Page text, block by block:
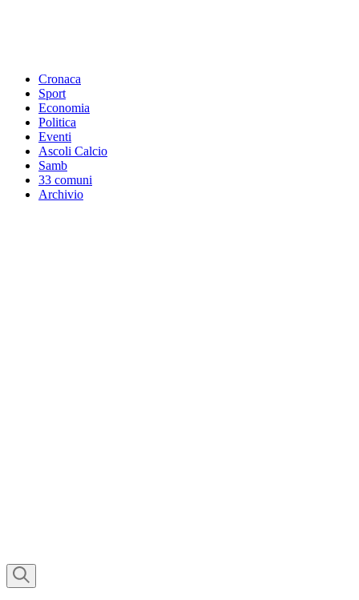
Cronaca
Sport
Economia
Politica
Eventi
Ascoli Calcio
Samb
33 comuni
Archivio